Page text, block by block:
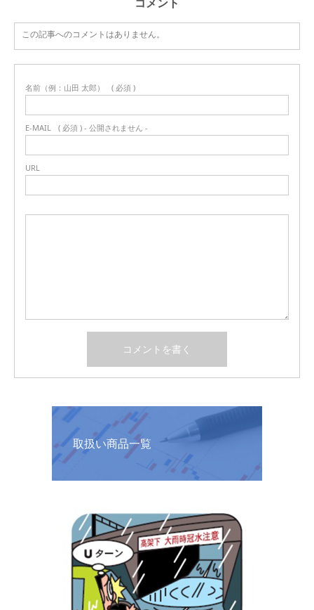
この記事へのコメントはありません。
名前（例：山田 太郎） ( 必須 )
E-MAIL ( 必須 ) - 公開されません -
URL
取扱い商品一覧